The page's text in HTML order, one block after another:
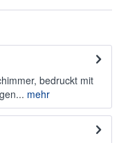
bedruckt mit
mehr